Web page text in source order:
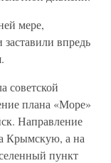
мере,
впредь
советской
плана «Море»
Направление
Крымскую, а на
пункт